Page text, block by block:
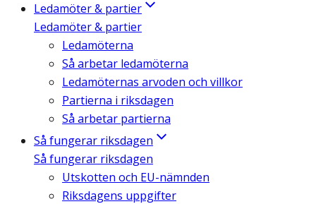
Ledamöter & partier
Ledamöter & partier
Ledamöterna
Så arbetar ledamöterna
Ledamöternas arvoden och villkor
Partierna i riksdagen
Så arbetar partierna
Så fungerar riksdagen
Så fungerar riksdagen
Utskotten och EU-nämnden
Riksdagens uppgifter